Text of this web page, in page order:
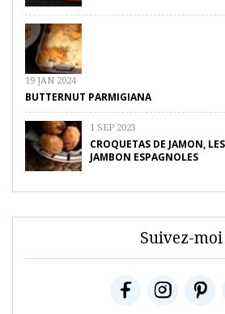
19 JAN 2024
BUTTERNUT PARMIGIANA
1 SEP 2023
CROQUETAS DE JAMON,
JAMBON ESPAGNOLES
Suivez-moi